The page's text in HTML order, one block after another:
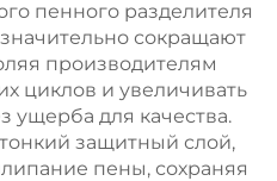
пенного разделителя
сокращают
производителям
циклов и увеличивать
ущерба для качества.
защитный слой,
пены, сохраняя